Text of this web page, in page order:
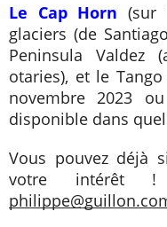
Le Cap Horn (sur
glaciers (de
Peninsula Valdez
otaries), et le
novembre 2023
disponible dans
Vous pouvez déjà